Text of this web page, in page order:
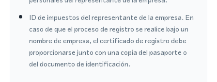
ID de impuestos del representante de la empresa. En
caso de que el proceso de registro se realice bajo un
nombre de empresa, el certificado de registro debe
proporcionarse junto con una copia del pasaporte o
del documento de identificación.